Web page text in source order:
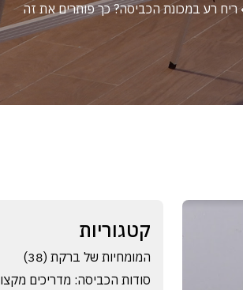
ריח רע במכונת הכביסה? כך פותרים את זה
קטגוריות
המומחיות של ברקת (38)
סודות הכביסה: מדריכים